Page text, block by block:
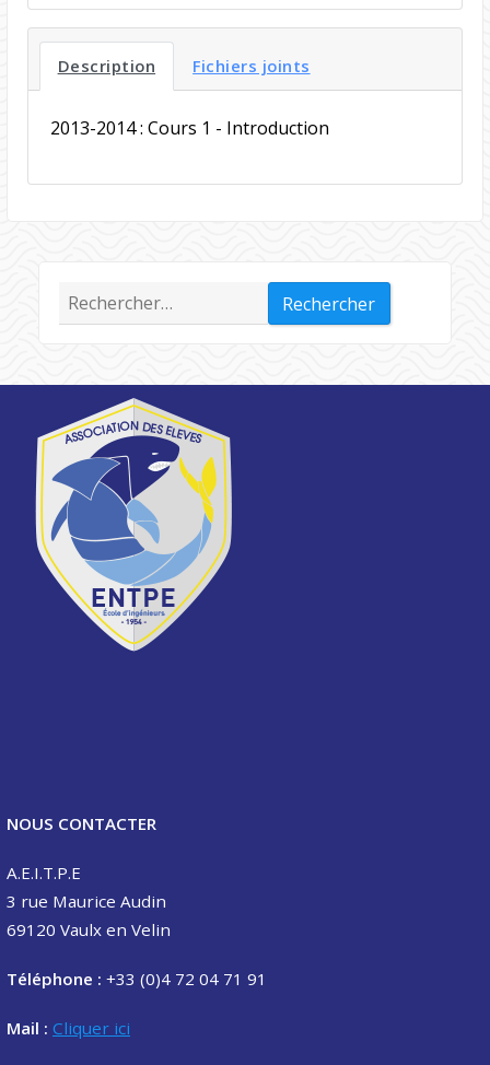
Description Fichiers joints
2013-2014 : Cours 1 - Introduction
Rechercher :
NOUS CONTACTER
A.E.I.T.P.E
3 rue Maurice Audin
69120 Vaulx en Velin
Téléphone : +33 (0)4 72 04 71 91
Mail : Cliquer ici